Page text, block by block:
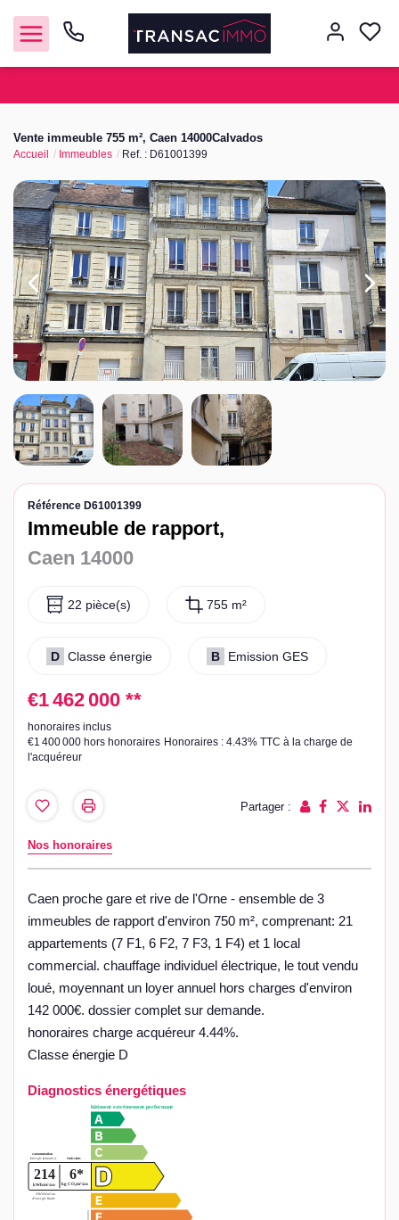
Vendre
Acheter
Notre agence
Nos honoraires
Vente immeuble 755 m², Caen 14000Calvados
Accueil Immeubles Ref. : D61001399
Référence D61001399
Immeuble de rapport,
Caen 14000
22 pièce(s) 755 m²
D Classe énergie B Emission GES
€1 462 000 **
honoraires inclus
€1 400 000 hors honoraires Honoraires : 4.43% TTC à la charge de
l'acquéreur
Partager :
Nos honoraires
Caen proche gare et rive de l'Orne - ensemble de 3
immeubles de rapport d'environ 750 m², comprenant: 21
appartements (7 F1, 6 F2, 7 F3, 1 F4) et 1 local
commercial. chauffage individuel électrique, le tout vendu
loué, moyennant un loyer annuel hors charges d'environ
142 000€. dossier complet sur demande.
honoraires charge acquéreur 4.44%.
Classe énergie D
Diagnostics énergétiques